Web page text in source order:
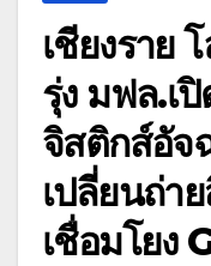
เชียงราย
รุ่ง มฟล.เ
จิสติกส์อัจ
เปลี่ยนถ่า
เชื่อมโยง